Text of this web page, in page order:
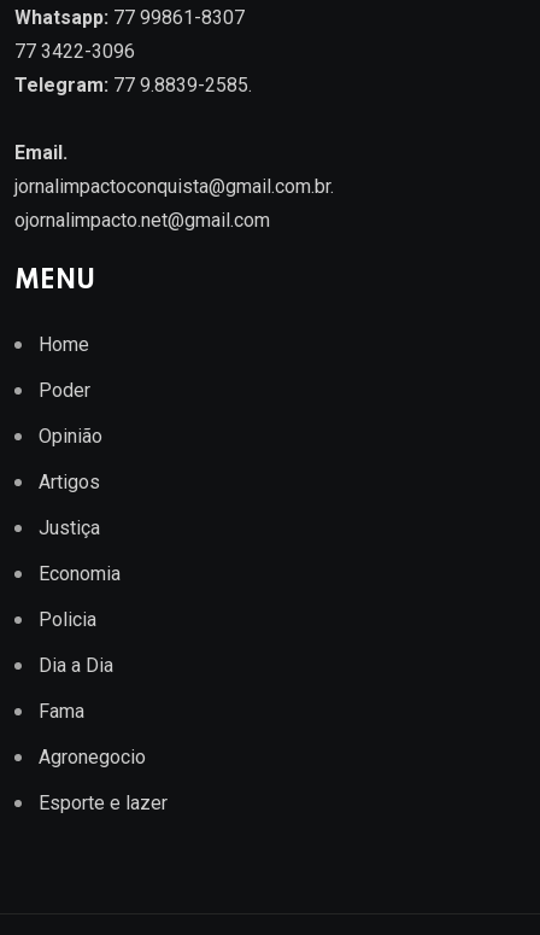
Whatsapp: 77 99861-8307
77 3422-3096
Telegram: 77 9.8839-2585.
Email.
jornalimpactoconquista@gmail.com.br.
ojornalimpacto.net@gmail.com
MENU
Home
Poder
Opinião
Artigos
Justiça
Economia
Policia
Dia a Dia
Fama
Agronegocio
Esporte e lazer